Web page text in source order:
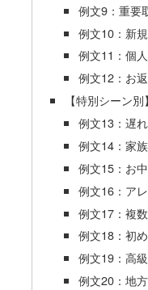
例文9：重要
例文10：新
例文11：個
例文12：お
【特別シーン
例文13：遅
例文14：家
例文15：お
例文16：ア
例文17：複
例文18：初
例文19：高
例文20：地